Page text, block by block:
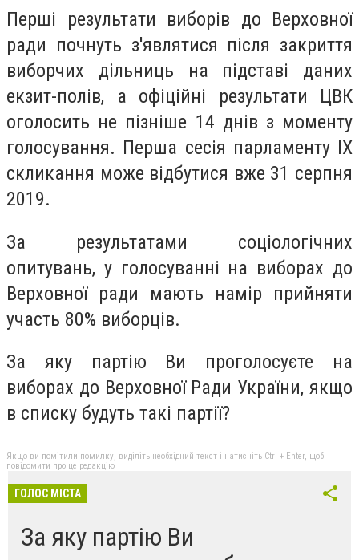
Перші результати виборів до Верховної
ради почнуть з'являтися після закриття
виборчих дільниць на підставі даних
екзит-полів, а офіційні результати ЦВК
оголосить не пізніше 14 днів з моменту
голосування. Перша сесія парламенту IX
скликання може відбутися вже 31 серпня
2019.
За результатами соціологічних
опитувань, у голосуванні на виборах до
Верховної ради мають намір прийняти
участь 80% виборців.
За яку партію Ви проголосуєте на
виборах до Верховної Ради України, якщо
в списку будуть такі партії?
Якщо ви помітили помилку, виділіть необхідний текст і натисніть Ctrl + Enter, щоб
повідомити про це редакцію
ГОЛОС МІСТА
За яку партію Ви